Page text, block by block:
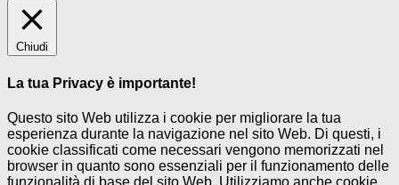
Chiudi
La tua Privacy è importante!
Questo sito Web utilizza i cookie per migliorare la tua
esperienza durante la navigazione nel sito Web. Di questi, i
cookie classificati come necessari vengono memorizzati nel
browser in quanto sono essenziali per il funzionamento delle
funzionalità di base del sito Web. Utilizziamo anche cookie